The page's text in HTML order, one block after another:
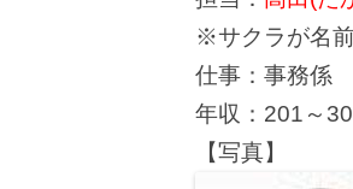
※サクラが名
仕事：事務係
年収：201～
【写真】